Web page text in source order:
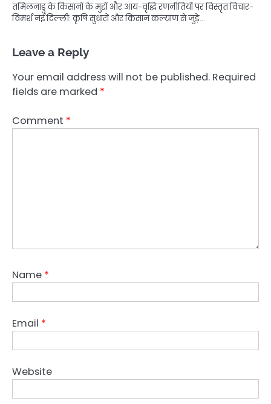
तमिलनाडु के किसानों के मुद्दों और आय-वृद्धि रणनीतियों पर विस्तृत विचार-
विमर्श नई दिल्ली: कृषि सुधारों और किसान कल्याण से जुड़े…
Leave a Reply
Your email address will not be published. Required
fields are marked *
Comment *
Name *
Email *
Website